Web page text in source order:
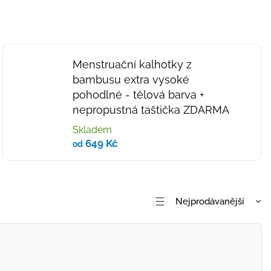
Menstruační kalhotky z
bambusu extra vysoké
pohodlné - tělová barva +
nepropustná taštička ZDARMA
Skladem
od 649 Kč
Nejprodávanější
Nejlevnější